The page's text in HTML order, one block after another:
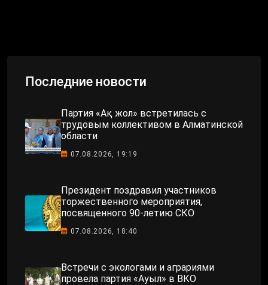
Последние новости
Партия «Ақ жол» встретилась с
трудовым коллективом в Алматинской
области
07.08.2026, 19:19
Президент поздравил участников
торжественного мероприятия,
посвященного 90-летию СКО
07.08.2026, 18:40
Встречи с экологами и аграриями
провела партия «Ауыл» в ВКО